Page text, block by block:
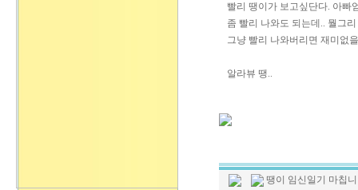
빨리 땡이가 보고싶단다. 아빠
좀 빨리 나와도 되는데.. 뭘그
그냥 빨리 나와버리면 재미없
알라뷰 땡..
땡이 임신일기 마칩